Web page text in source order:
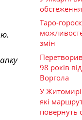
Таро-
змін
98 років
Воргола
У Житомирі
які
повернуть